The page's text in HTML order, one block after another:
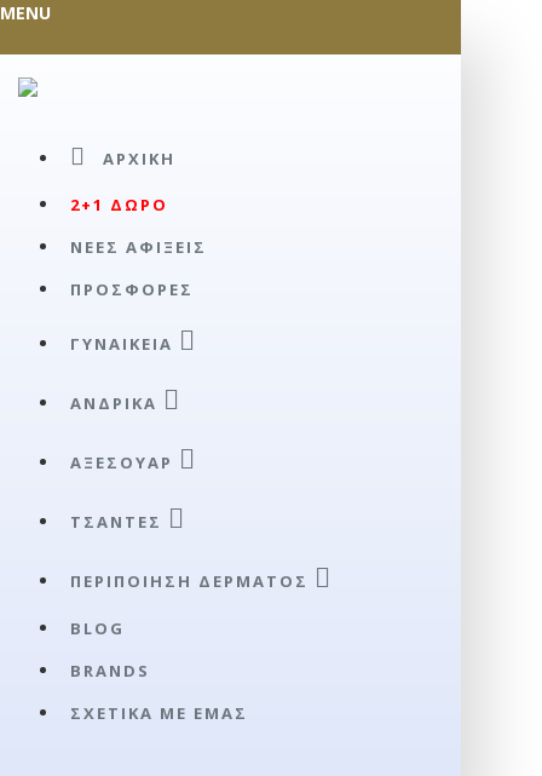
MENU
ΑΡΧΙΚΉ
2+1 ΔΩΡΟ
ΝΕΕΣ ΑΦΙΞΕΙΣ
ΠΡΟΣΦΟΡΕΣ
ΓΥΝΑΙΚΕΊΑ
ΑΝΔΡΙΚΆ
ΑΞΕΣΟΥΑΡ
ΤΣΆΝΤΕΣ
ΠΕΡΙΠΟΊΗΣΗ ΔΈΡΜΑΤΟΣ
BLOG
BRANDS
ΣΧΕΤΙΚΆ ΜΕ ΕΜΆΣ